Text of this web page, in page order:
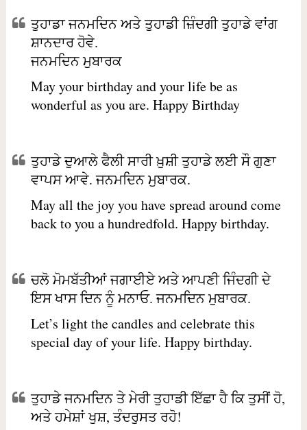
ਤੁਹਾਡਾ ਜਨਮਦਿਨ ਅਤੇ ਤੁਹਾਡੀ ਜ਼ਿੰਦਗੀ ਤੁਹਾਡੇ ਵਾਂਗ
ਸ਼ਾਨਦਾਰ ਹੋਵੇ.
ਜਨਮਦਿਨ ਮੁਬਾਰਕ
May your birthday and your life be as
wonderful as you are. Happy Birthday
ਤੁਹਾਡੇ ਦੁਆਲੇ ਫੈਲੀ ਸਾਰੀ ਖ਼ੁਸ਼ੀ ਤੁਹਾਡੇ ਲਈ ਸੌ ਗੁਣਾ
ਵਾਪਸ ਆਵੇ. ਜਨਮਦਿਨ ਮੁਬਾਰਕ.
May all the joy you have spread around come
back to you a hundredfold. Happy birthday.
ਚਲੋ ਮੋਮਬੱਤੀਆਂ ਜਗਾਈਏ ਅਤੇ ਆਪਣੀ ਜਿੰਦਗੀ ਦੇ
ਇਸ ਖਾਸ ਦਿਨ ਨੂੰ ਮਨਾਓ. ਜਨਮਦਿਨ ਮੁਬਾਰਕ.
Let’s light the candles and celebrate this
special day of your life. Happy birthday.
ਤੁਹਾਡੇ ਜਨਮਦਿਨ ਤੇ ਮੇਰੀ ਤੁਹਾਡੀ ਇੱਛਾ ਹੈ ਕਿ ਤੁਸੀਂ ਹੋ,
ਅਤੇ ਹਮੇਸ਼ਾਂ ਖੁਸ਼, ਤੰਦਰੁਸਤ ਰਹੋ!